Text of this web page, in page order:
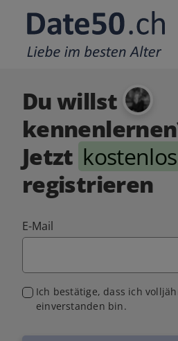
Du willst
Jetzt kostenlos
registrieren
E-Mail
Ich bestätige, dass ich
einverstanden bin.